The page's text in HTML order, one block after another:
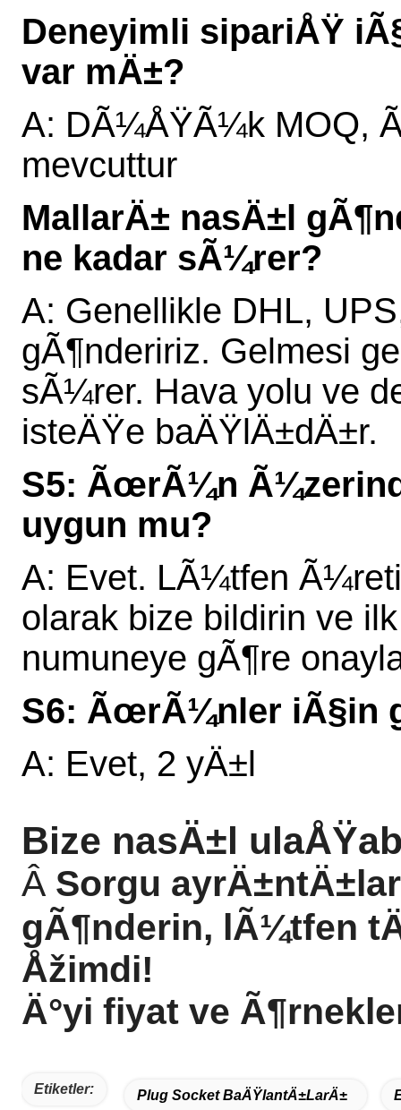
Deneyimli sipariÅŸ
var mÄ±?
A: DÃ¼ÅŸÃ¼k MOQ,
mevcuttur
MallarÄ± nasÄ±l
ne kadar sÃ¼rer?
A: Genellikle DHL,
gÃ¶ndeririz. Gelmesi
sÃ¼rer. Hava yolu ve
isteÄŸe baÄŸlÄ±dÄ±r.
S5: ÃœrÃ¼n
uygun mu?
A: Evet. LÃ¼tfen
olarak bize bildirin ve
numuneye gÃ¶re
S6: ÃœrÃ¼nler iÃ§in
A: Evet, 2 yÄ±l
Bize nasÄ±l
Â Sorgu
gÃ¶nderin, lÃ¼tfen
Åžimdi!
Ä°yi fiyat ve
Etiketler: Plug Socket BaÄŸlantÄ±larÄ±